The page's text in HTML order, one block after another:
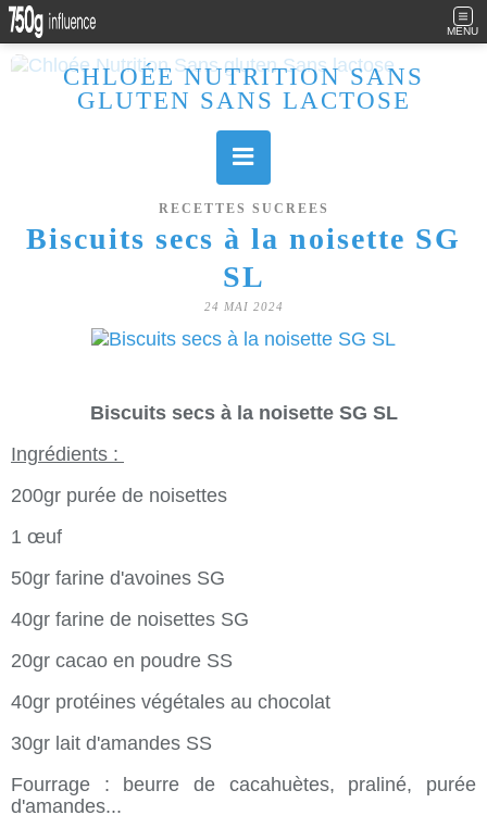
MENU
CHLOÉE NUTRITION SANS
GLUTEN SANS LACTOSE
RECETTES SUCREES
Biscuits secs à la noisette SG
SL
24 MAI 2024
Biscuits secs à la noisette SG SL
Ingrédients :
200gr purée de noisettes
1 œuf
50gr farine d'avoines SG
40gr farine de noisettes SG
20gr cacao en poudre SS
40gr protéines végétales au chocolat
30gr lait d'amandes SS
Fourrage : beurre de cacahuètes, praliné, purée
d'amandes...